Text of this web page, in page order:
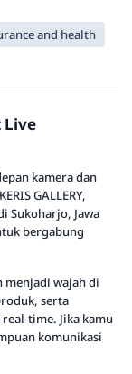
and health
Live
kamera dan
GALLERY,
Sukoharjo, Jawa
bergabung
menjadi wajah di
serta
time. Jika kamu
komunikasi